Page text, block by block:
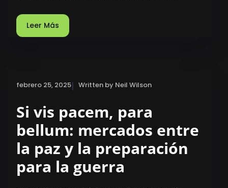
Leer Más
febrero 25, 2025| Written by Neil Wilson
Si vis pacem, para
bellum: mercados entre
la paz y la preparación
para la guerra